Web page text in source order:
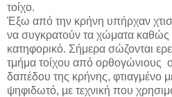
τοίχο.
Έξω από την κρήνη υπήρχαν
να συγκρατούν τα χώματα καθώς
κατηφορικό. Σήμερα σώζονται
τμήμα τοίχου από ορθογώνιους
δαπέδου της κρήνης, φτιαγμένο
ψηφιδωτό, με τεχνική που